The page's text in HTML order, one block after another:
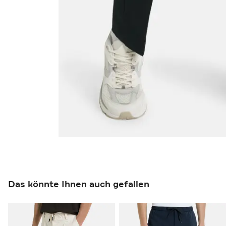
Das könnte Ihnen auch gefallen